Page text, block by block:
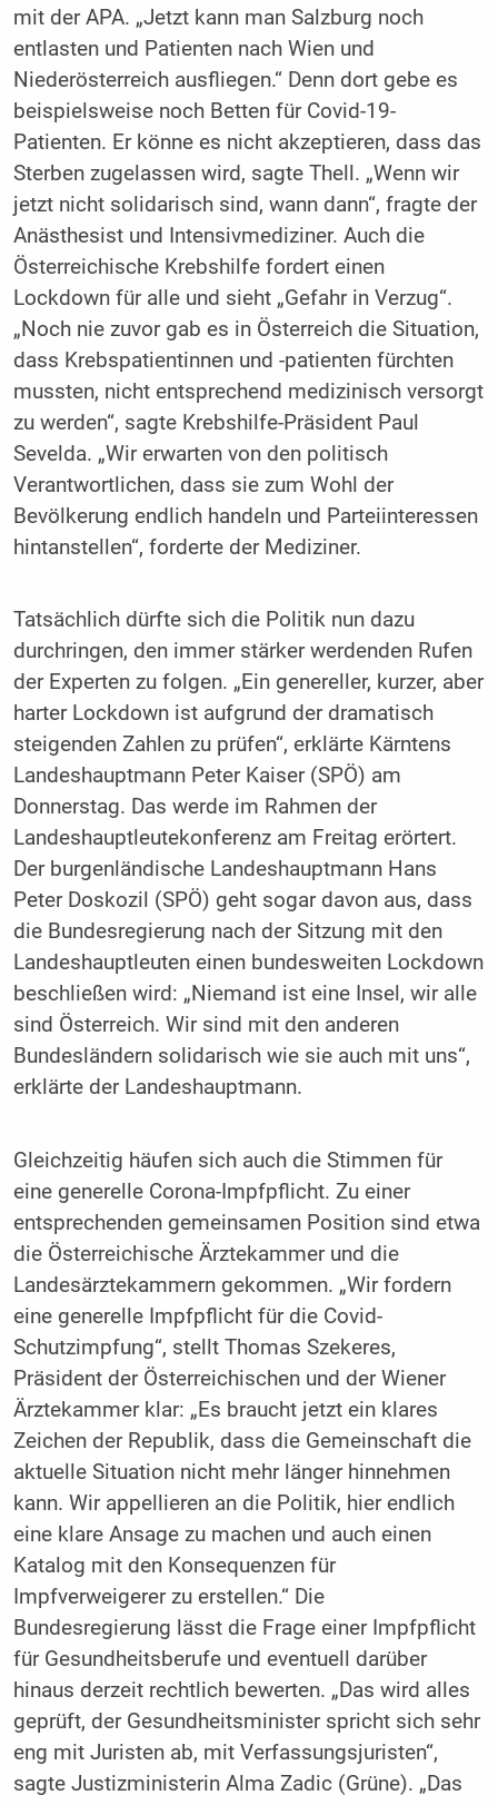
mit der APA. „Jetzt kann man Salzburg noch
entlasten und Patienten nach Wien und
Niederösterreich ausfliegen.“ Denn dort gebe es
beispielsweise noch Betten für Covid-19-
Patienten. Er könne es nicht akzeptieren, dass das
Sterben zugelassen wird, sagte Thell. „Wenn wir
jetzt nicht solidarisch sind, wann dann“, fragte der
Anästhesist und Intensivmediziner. Auch die
Österreichische Krebshilfe fordert einen
Lockdown für alle und sieht „Gefahr in Verzug“.
„Noch nie zuvor gab es in Österreich die Situation,
dass Krebspatientinnen und -patienten fürchten
mussten, nicht entsprechend medizinisch versorgt
zu werden“, sagte Krebshilfe-Präsident Paul
Sevelda. „Wir erwarten von den politisch
Verantwortlichen, dass sie zum Wohl der
Bevölkerung endlich handeln und Parteiinteressen
hintanstellen“, forderte der Mediziner.
Tatsächlich dürfte sich die Politik nun dazu
durchringen, den immer stärker werdenden Rufen
der Experten zu folgen. „Ein genereller, kurzer, aber
harter Lockdown ist aufgrund der dramatisch
steigenden Zahlen zu prüfen“, erklärte Kärntens
Landeshauptmann Peter Kaiser (SPÖ) am
Donnerstag. Das werde im Rahmen der
Landeshauptleutekonferenz am Freitag erörtert.
Der burgenländische Landeshauptmann Hans
Peter Doskozil (SPÖ) geht sogar davon aus, dass
die Bundesregierung nach der Sitzung mit den
Landeshauptleuten einen bundesweiten Lockdown
beschließen wird: „Niemand ist eine Insel, wir alle
sind Österreich. Wir sind mit den anderen
Bundesländern solidarisch wie sie auch mit uns“,
erklärte der Landeshauptmann.
Gleichzeitig häufen sich auch die Stimmen für
eine generelle Corona-Impfpflicht. Zu einer
entsprechenden gemeinsamen Position sind etwa
die Österreichische Ärztekammer und die
Landesärztekammern gekommen. „Wir fordern
eine generelle Impfpflicht für die Covid-
Schutzimpfung“, stellt Thomas Szekeres,
Präsident der Österreichischen und der Wiener
Ärztekammer klar: „Es braucht jetzt ein klares
Zeichen der Republik, dass die Gemeinschaft die
aktuelle Situation nicht mehr länger hinnehmen
kann. Wir appellieren an die Politik, hier endlich
eine klare Ansage zu machen und auch einen
Katalog mit den Konsequenzen für
Impfverweigerer zu erstellen.“ Die
Bundesregierung lässt die Frage einer Impfpflicht
für Gesundheitsberufe und eventuell darüber
hinaus derzeit rechtlich bewerten. „Das wird alles
geprüft, der Gesundheitsminister spricht sich sehr
eng mit Juristen ab, mit Verfassungsjuristen“,
sagte Justizministerin Alma Zadic (Grüne). „Das